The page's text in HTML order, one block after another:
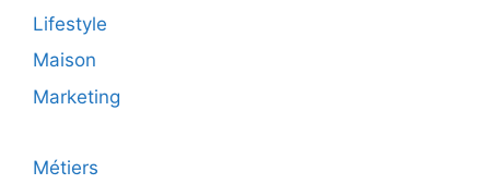
Lifestyle
Maison
Marketing
Métiers